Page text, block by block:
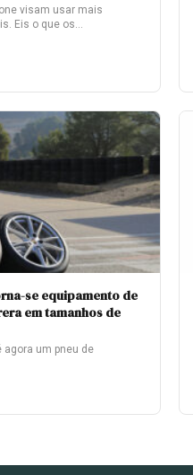
visam usar mais
Eis o que os…
se equipamento de
em tamanhos de
agora um pneu de